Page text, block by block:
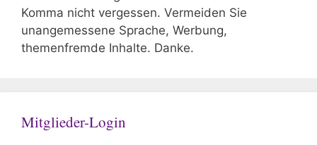
Komma nicht vergessen. Vermeiden Sie
unangemessene Sprache, Werbung,
themenfremde Inhalte. Danke.
Mitglieder-Login